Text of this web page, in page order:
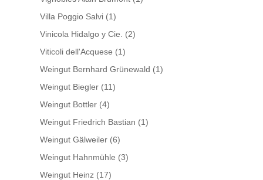
Villa Poggio Salvi(1)
Vinicola Hidalgo y Cie.
(2)
Viticoli dell'Acquese (1)
Weingut Bernhard Grünewald (1)
Weingut Biegler(11)
Weingut Bottler(4)
Weingut Friedrich Bastian (1)
Weingut Gälweiler(6)
Weingut Hahnmühle (3)
Weingut Heinz(17)